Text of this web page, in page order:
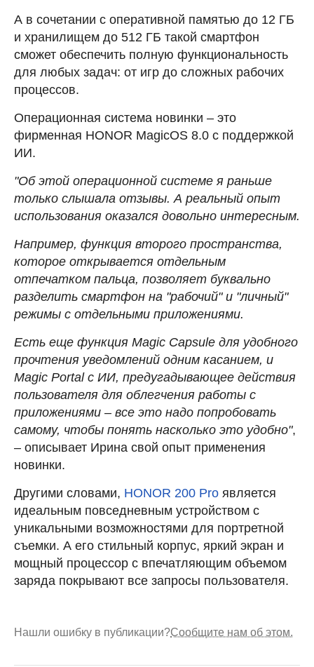
А в сочетании с оперативной памятью до 12 ГБ
и хранилищем до 512 ГБ такой смартфон
сможет обеспечить полную функциональность
для любых задач: от игр до сложных рабочих
процессов.
Операционная система новинки – это
фирменная HONOR MagicOS 8.0 с поддержкой
ИИ.
"Об этой операционной системе я раньше
только слышала отзывы. А реальный опыт
использования оказался довольно интересным.
Например, функция второго пространства,
которое открывается отдельным
отпечатком пальца, позволяет буквально
разделить смартфон на "рабочий" и "личный"
режимы с отдельными приложениями.
Есть еще функция Magic Capsule для удобного
прочтения уведомлений одним касанием, и
Magic Portal с ИИ, предугадывающее действия
пользователя для облегчения работы с
приложениями – все это надо попробовать
самому, чтобы понять насколько это удобно",
– описывает Ирина свой опыт применения
новинки.
Другими словами, HONOR 200 Pro является
идеальным повседневным устройством с
уникальными возможностями для портретной
съемки. А его стильный корпус, яркий экран и
мощный процессор с впечатляющим объемом
заряда покрывают все запросы пользователя.
Нашли ошибку в публикации?Сообщите нам об этом.